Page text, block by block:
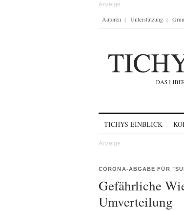
Autoren Unterstützung
TICHYS EINBLICK
CORONA-ABGABE FÜR
Gefährliche
Umverteilung